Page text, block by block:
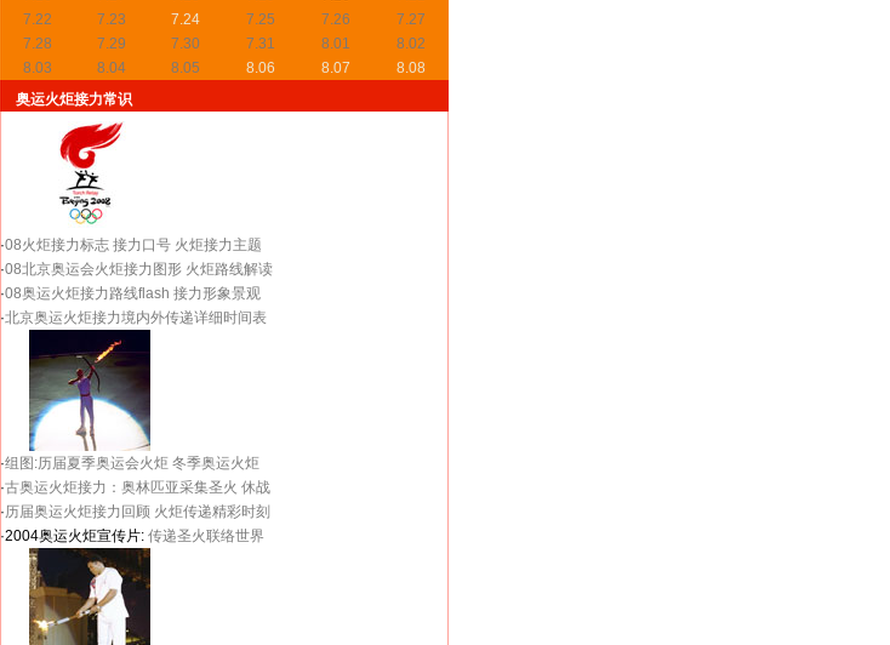
7.22
7.23 7.24 7.25 7.26
7.27
7.28
7.29 7.30 7.31 8.01
8.02
8.03
8.04 8.05 8.06 8.07
8.08
奥运火炬接力常识
·08火炬接力标志 接力口号 火炬接力主题
·08北京奥运会火炬接力图形 火炬路线解读
·08奥运火炬接力路线flash 接力形象景观
·北京奥运火炬接力境内外传递详细时间表
·组图:历届夏季奥运会火炬 冬季奥运火炬
·古奥运火炬接力：奥林匹亚采集圣火 休战
·历届奥运火炬接力回顾 火炬传递精彩时刻
·2004奥运火炬宣传片: 传递圣火联络世界